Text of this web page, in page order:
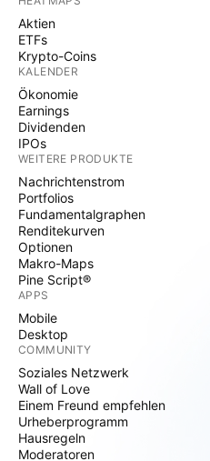
Aktien
ETFs
Krypto-Coins
KALENDER
Ökonomie
Earnings
Dividenden
IPOs
WEITERE PRODUKTE
Nachrichtenstrom
Portfolios
Fundamentalgraphen
Renditekurven
Optionen
Makro-Maps
Pine Script®
APPS
Mobile
Desktop
COMMUNITY
Soziales Netzwerk
Wall of Love
Einem Freund empfehlen
Urheberprogramm
Hausregeln
Moderatoren